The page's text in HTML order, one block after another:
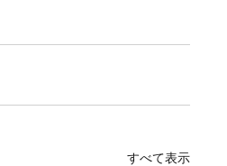
すべて表示